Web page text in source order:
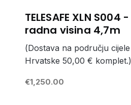
TELESAFE XLN S004 -
radna visina 4,7m
(Dostava na području cijele
Hrvatske 50,00 € komplet.)
€1,250.00